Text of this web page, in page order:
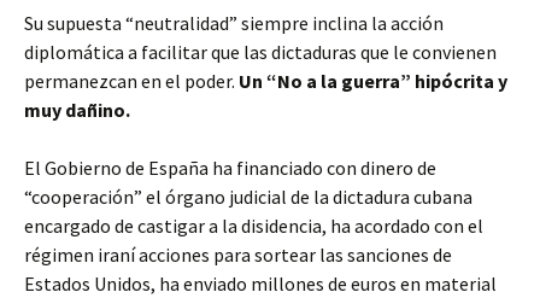
Su supuesta “neutralidad” siempre inclina la acción
diplomática a facilitar que las dictaduras que le convienen
permanezcan en el poder. Un “No a la guerra” hipócrita y
muy dañino.
El Gobierno de España ha financiado con dinero de
“cooperación” el órgano judicial de la dictadura cubana
encargado de castigar a la disidencia, ha acordado con el
régimen iraní acciones para sortear las sanciones de
Estados Unidos, ha enviado millones de euros en material